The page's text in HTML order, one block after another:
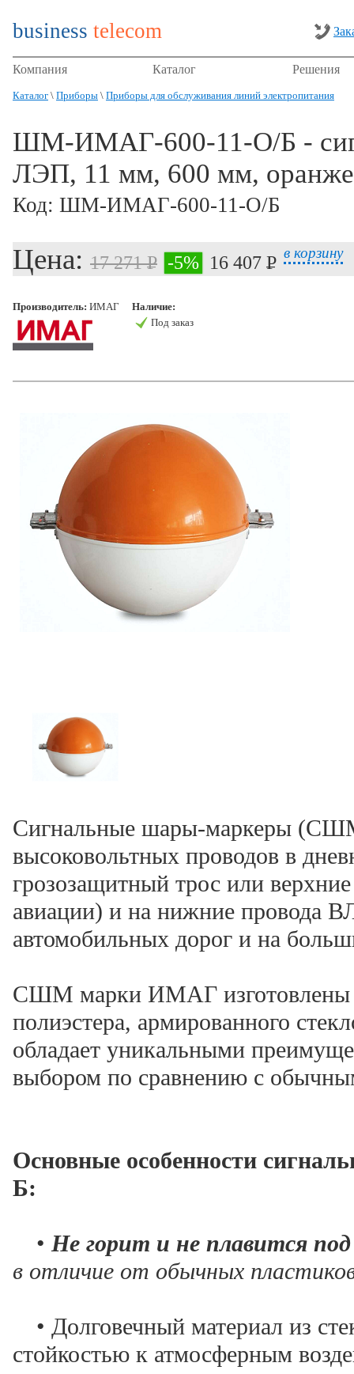
business telecom
Компания Каталог Решения
Каталог \ Приборы \ Приборы для обслуживания линий электропитания
ШМ-ИМАГ-600-11-О/Б -
ЛЭП, 11 мм, 600 мм,
Код: ШМ-ИМАГ-600-11-О/Б
Цена: 17 271 PУБ.
-5% 16 407 PУБ.
в корзину
Производитель: ИМАГ
Наличие:
Под заказ
Сигнальные шары-маркеры
высоковольтных проводов в
грозозащитный трос или
авиации) и на нижние провода
автомобильных дорог и на
СШМ марки ИМАГ изготовлены
полиэстера, армированного
обладает уникальными
выбором по сравнению с
Основные особенности
Б:
•Не горит и не плавится
в отличие от обычных
• Долговечный материал из
стойкостью к атмосферным